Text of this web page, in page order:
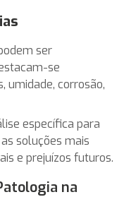
ser
se
umidade, corrosão,
específica para
soluções mais
e prejuízos futuros.
na